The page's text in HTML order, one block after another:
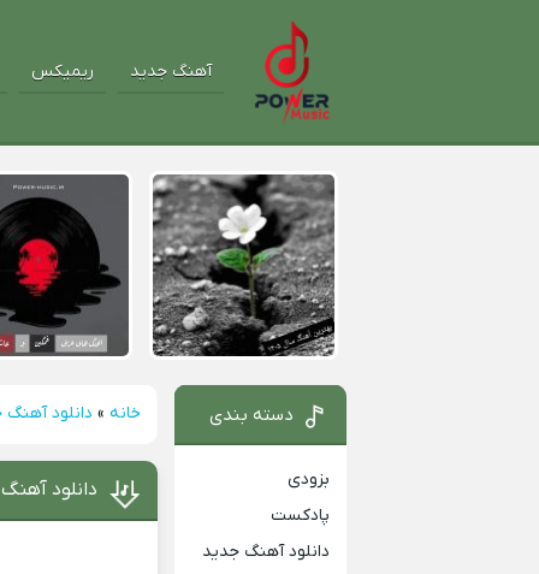
آهنگ جدید ریمیکس
خانه » دانلود
دانلود
دسته بندی
بزودی
پادکست
دانلود آهنگ جدید